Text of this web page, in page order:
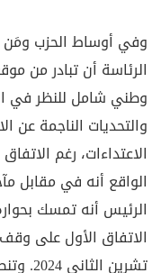
وفي أوساط الحزب
الرئاسة أن تبادر من
وطني شامل للنظر في
والتحديات الناجمة عن
الاعتداءات، رغم
الواقع أنه في مقابل
الرئيس أنه تمسك
الاتفاق الأول على
تشرين